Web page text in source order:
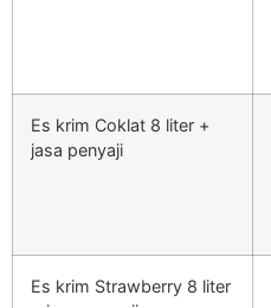
Es krim Coklat 8 liter +
jasa penyaji
Es krim Strawberry 8 liter